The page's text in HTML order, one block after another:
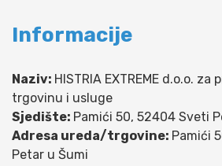
Informacije
Naziv: HISTRIA EXTREME d.o.o. za
trgovinu i usluge
Sjedište: Pamići 50, 52404 Sveti
Adresa ureda/trgovine: Pamići
Petar u Šumi